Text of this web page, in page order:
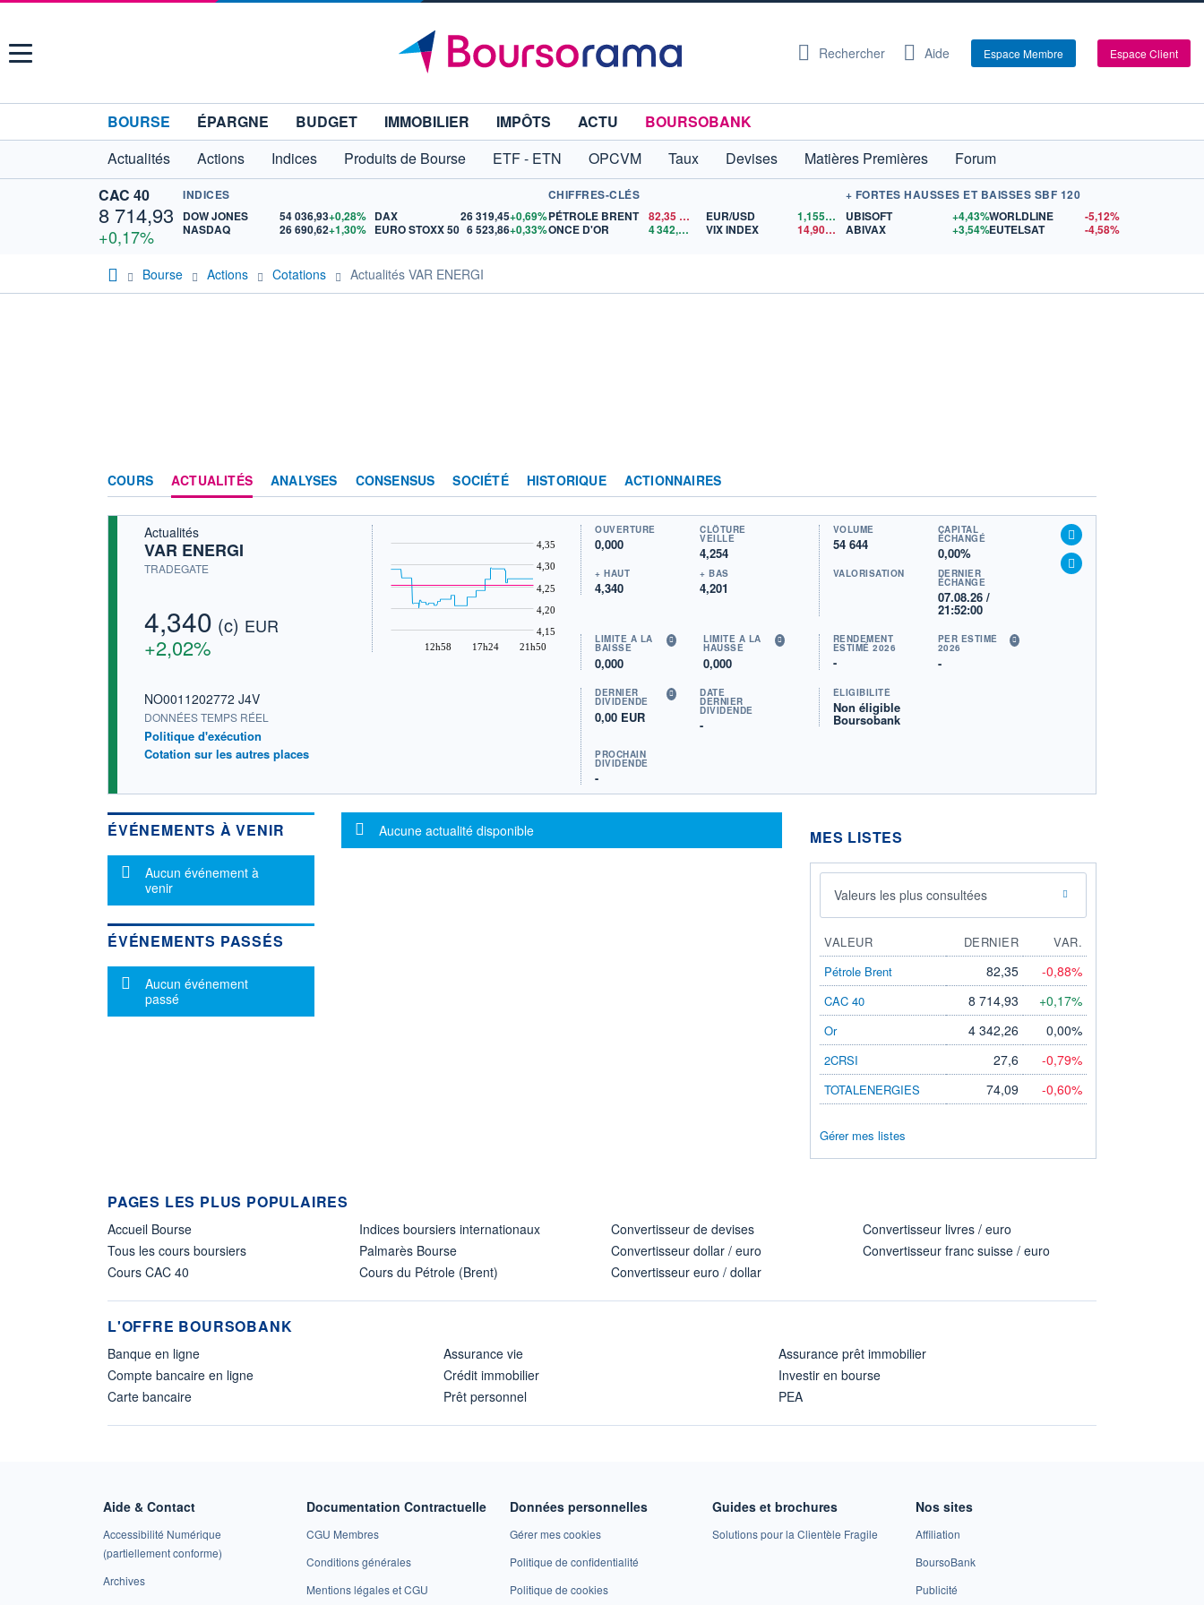
Menu Rechercher Aide Espace Membre Espace Client
BOURSE ÉPARGNE BUDGET IMMOBILIER IMPÔTS ACTU
BOURSOBANK
Actualités
Actions Indices Produits de Bourse ETF - ETN OPCVM Taux Devises Matières Premières
Forum
CAC 40
8 714,93
+0,17%
INDICES
DOW JONES
54 036,93+0,28%
NASDAQ
26 690,62+1,30%
DAX 26 319,45+0,69%
EURO STOXX 50 6 523,86+0,33%
CHIFFRES-CLÉS
PÉTROLE BRENT
82,35
ONCE D'OR
4 342,26 $US
EUR/USD 1,1559$US
VIX INDEX
14,90
$US
+ FORTES HAUSSES ET BAISSES SBF 120
UBISOFT
+4,43%
ABIVAX
+3,54%
WORLDLINE
-5,12%
EUTELSAT
-4,58%
Bourse Actions Cotations Actualités VAR ENERGI
COURS ACTUALITÉS ANALYSES CONSENSUS SOCIÉTÉ HISTORIQUE ACTIONNAIRES
Actualités
VAR ENERGI
TRADEGATE
4,340 (c) EUR
+2,02%
NO0011202772 J4V
DONNÉES TEMPS RÉEL
Politique d'exécution
Cotation sur les autres places
12h58 17h24 21h50
4,15
4,20
4,25
4,30
4,35
OUVERTURE
0,000
CLÔTURE
VEILLE
4,254
+ HAUT
4,340
+ BAS
4,201
VOLUME
54 644
CAPITAL
ÉCHANGÉ
0,00%
VALORISATION DERNIER
ÉCHANGE
07.08.26 /
21:52:00
LIMITE À LA
BAISSE
0,000
LIMITE À LA
HAUSSE
0,000
RENDEMENT
ESTIMÉ 2026
-
PER ESTIMÉ
2026
-
DERNIER
DIVIDENDE
0,00 EUR
DATE
DERNIER
DIVIDENDE
-
PROCHAIN
DIVIDENDE
-
ÉLIGIBILITÉ
Non éligible
Boursobank
ÉVÉNEMENTS À VENIR
Message d'information
Aucun événement à
venir
ÉVÉNEMENTS PASSÉS
Message d'information
Aucun événement
passé
Message d'information
Aucune actualité disponible MES LISTES
Valeurs les plus consultées
VALEUR DERNIER
VAR.
Pétrole Brent
82,35 -0,88%
CAC 40 8 714,93 +0,17%
Or 4 342,26 0,00%
2CRSI 27,6 -0,79%
TOTALENERGIES 74,09 -0,60%
Gérer mes listes
PAGES LES PLUS POPULAIRES
Accueil Bourse
Tous les cours boursiers
Cours CAC 40
Indices boursiers internationaux
Palmarès Bourse
Cours du Pétrole (Brent)
Convertisseur de devises
Convertisseur dollar / euro
Convertisseur euro / dollar
Convertisseur livres / euro
Convertisseur franc suisse / euro
L'OFFRE BOURSOBANK
Banque en ligne
Compte bancaire en ligne
Carte bancaire
Assurance vie
Crédit immobilier
Prêt personnel
Assurance prêt immobilier
Investir en bourse
PEA
Aide & Contact
Accessibilité Numérique
(partiellement conforme)
Archives
Documentation Contractuelle
CGU Membres
Conditions générales
Mentions légales et CGU
Données personnelles
Gérer mes cookies
Politique de confidentialité
Politique de cookies
Guides et brochures
Solutions pour la Clientèle Fragile
Nos sites
Affiliation
BoursoBank
Publicité